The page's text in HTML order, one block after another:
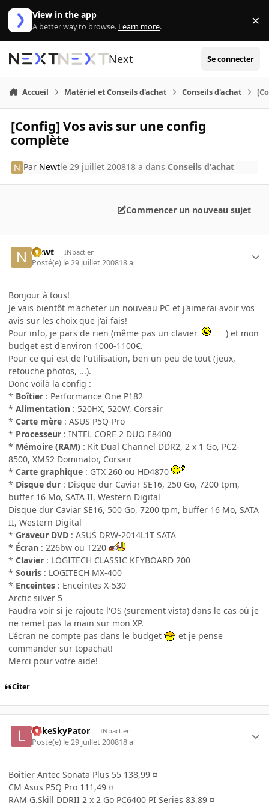
Aller au contenu
View in the app
A better way to browse. Learn more. ×
Next Se connecter
Accueil Matériel et Conseils d'achat Conseils d'achat
[Config] Vos avis sur une config
complète
Par Newtle 29 juillet 200818 a dans Conseils d'achat
Commencer un nouveau sujet
Newt INpactien
Posté(e) le 29 juillet 200818 a
Bonjour à tous!
Je vais bientôt m'acheter un nouveau PC et j'aimerai avoir vos
avis sur les choix que j'ai fais!
Pour info, je pars de rien (même pas un clavier
) et mon
budget est d'environ 1000-1100€.
Pour ce qui est de l'utilisation, ben un peu de tout (jeux,
retouche photos, ...).
Donc voilà la config :
* Boîtier : Performance One P182
* Alimentation : 520HX, 520W, Corsair
* Carte mère : ASUS P5Q-Pro
* Processeur : INTEL CORE 2 DUO E8400
* Mémoire (RAM) : Kit Dual Channel DDR2, 2 x 1 Go, PC2-
8500, XMS2 Dominator, Corsair
* Carte graphique : GTX 260 ou HD4870
* Disque dur : Disque dur Caviar SE16, 250 Go, 7200 tpm,
buffer 16 Mo, SATA II, Western Digital
Disque dur Caviar SE16, 500 Go, 7200 tpm, buffer 16 Mo, SATA
II, Western Digital
* Graveur DVD : ASUS DRW-2014L1T SATA
* Écran : 226bw ou T220
* Clavier : LOGITECH CLASSIC KEYBOARD 200
* Souris : LOGITECH MX-400
* Enceintes : Enceintes X-530
Arctic silver 5
Faudra voir si je rajoute l'OS (surement vista) dans le cas où je
ne remet pas la main sur mon XP.
L'écran ne compte pas dans le budget
et je pense
commander sur topachat!
Merci pour votre aide!
Citer
LukeSkyPator INpactien
Posté(e) le 29 juillet 200818 a
Boitier Antec Sonata Plus 55 138,99 ¤
CM Asus P5Q Pro 111,49 ¤
RAM G.Skill DDRII 2 x 2 Go PC6400 PI Series 83,89 ¤